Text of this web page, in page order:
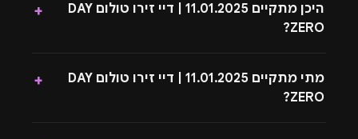
היכן מתקיים 11.01.2025 | דיי זירו טולום DAY
ZERO?
+
מתי מתקיים 11.01.2025 | דיי זירו טולום DAY
ZERO?
+